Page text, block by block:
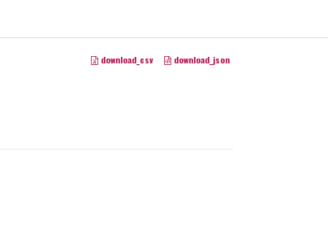
download_csv download_json